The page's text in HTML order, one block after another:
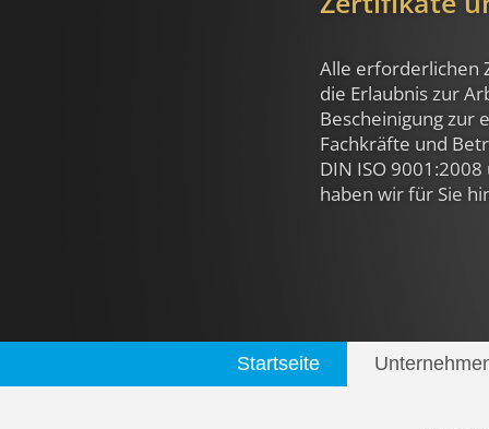
Alle erforderlichen
die Erlaubnis zur
Bescheinigung zur
Fachkräfte und
DIN ISO
haben wir für Sie
Startseite